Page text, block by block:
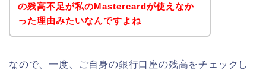
の残高不足が私のMastercardが使えなか
った理由みたいなんですよね
なので、一度、ご自身の銀行口座の残高をチェックし